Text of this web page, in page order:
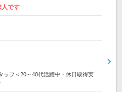
人です
ッフ＜20～40代活躍中・休日取得実